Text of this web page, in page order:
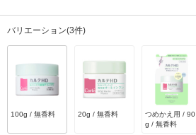
バリエーション(3件)
100g / 無香料 20g / 無香料
つめかえ用 / 90
g / 無香料